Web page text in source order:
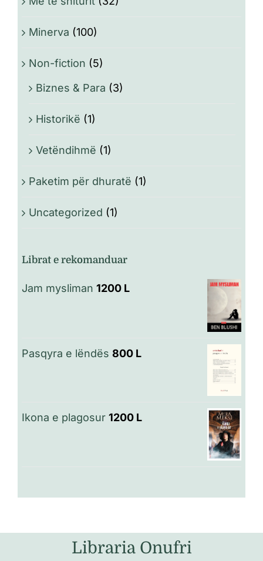
Minerva (100)
Non-fiction (5)
Biznes & Para (3)
Historikë (1)
Vetëndihmë (1)
Paketim për dhuratë (1)
Uncategorized (1)
Librat e rekomanduar
Jam mysliman 1200 L
Pasqyra e lëndës 800 L
Ikona e plagosur 1200 L
Libraria Onufri